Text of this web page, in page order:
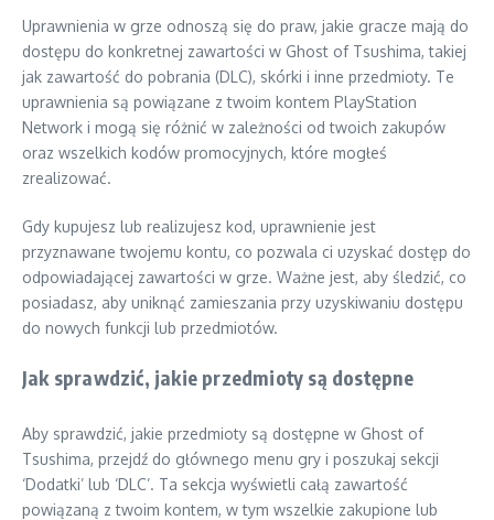
Uprawnienia w grze odnoszą się do praw, jakie gracze mają do
dostępu do konkretnej zawartości w Ghost of Tsushima, takiej
jak zawartość do pobrania (DLC), skórki i inne przedmioty. Te
uprawnienia są powiązane z twoim kontem PlayStation
Network i mogą się różnić w zależności od twoich zakupów
oraz wszelkich kodów promocyjnych, które mogłeś
zrealizować.
Gdy kupujesz lub realizujesz kod, uprawnienie jest
przyznawane twojemu kontu, co pozwala ci uzyskać dostęp do
odpowiadającej zawartości w grze. Ważne jest, aby śledzić, co
posiadasz, aby uniknąć zamieszania przy uzyskiwaniu dostępu
do nowych funkcji lub przedmiotów.
Jak sprawdzić, jakie przedmioty są dostępne
Aby sprawdzić, jakie przedmioty są dostępne w Ghost of
Tsushima, przejdź do głównego menu gry i poszukaj sekcji
‘Dodatki’ lub ‘DLC’. Ta sekcja wyświetli całą zawartość
powiązaną z twoim kontem, w tym wszelkie zakupione lub